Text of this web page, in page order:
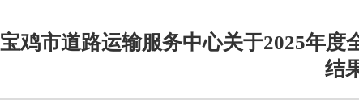
宝鸡市道路运输服务中心关于2025年
结